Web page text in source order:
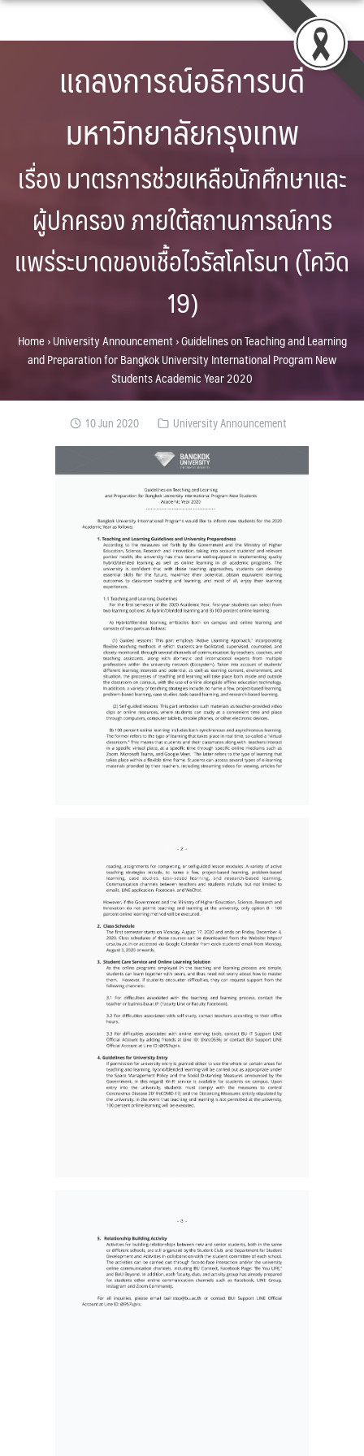
Skip
Search
แถลงการณ์อธิการบดี
มหาวิทยาลัยกรุงเทพ
เรื่อง มาตรการช่วยเหลือนักศึกษาและ
ผู้ปกครอง ภายใต้สถานการณ์การ
แพร่ระบาดของเชื้อไวรัสโคโรนา (โควิด
19)
Home›University Announcement›Guidelines on Teaching and Learning
and Preparation for Bangkok University International Program New
Students Academic Year 2020
10 Jun 2020 University Announcement